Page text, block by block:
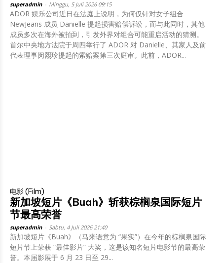
superadmin Minggu, 5 Juli 2026 09:15
ADOR 娱乐公司近日在法庭上说明，为何仅针对女子组合
NewJeans 成员 Danielle 提起损害赔偿诉讼，而与此同时，其他
成员多次在海外被拍到，引发外界对组合可能重启活动的猜测。
首尔中央地方法院于周四举行了 ADOR 对 Danielle、其家人及前
代表理事闵熙珍提起的索赔案第三次庭审。此前，ADOR...
电影 (Film)
新加坡短片《Buah》斩获棕榈泉国际短片
节最高荣誉
superadmin Sabtu, 4 Juli 2026 21:40
新加坡短片《Buah》（马来语意为 “果实”）在今年的棕榈泉国际
短片节上荣获 “最佳影片” 大奖，这是该知名短片电影节的最高荣
誉。本届影展于 6 月 23 日至 29...